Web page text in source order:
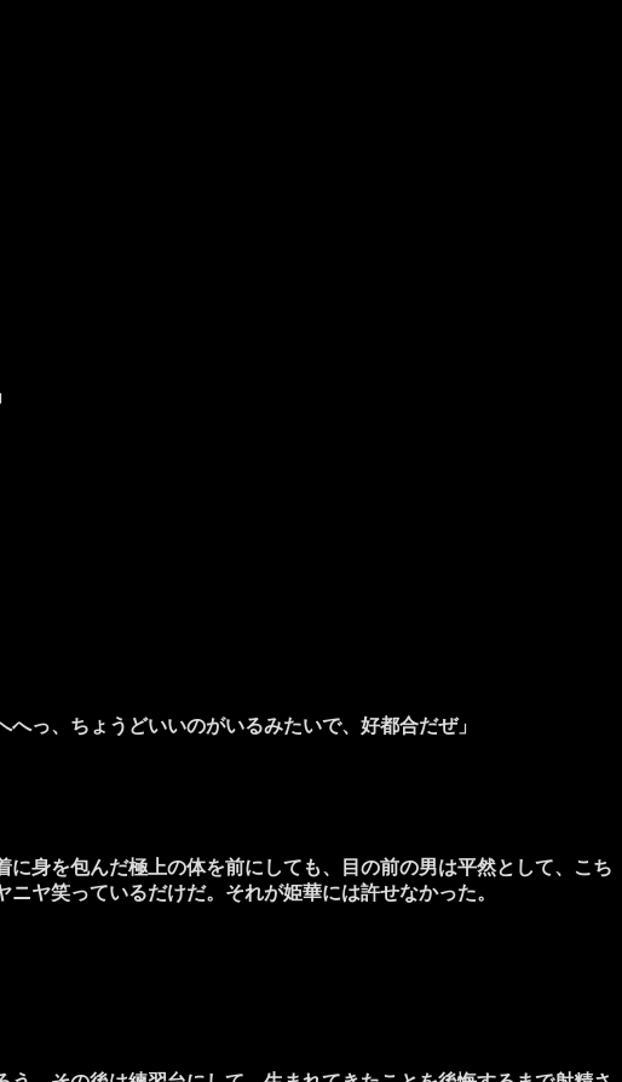
っ、ちょうどいいのがいるみたいで、好都合だぜ」
身を包んだ極上の体を前にしても、目の前の男は平然として、こち
ヤ笑っているだけだ。それが姫華には許せなかった。